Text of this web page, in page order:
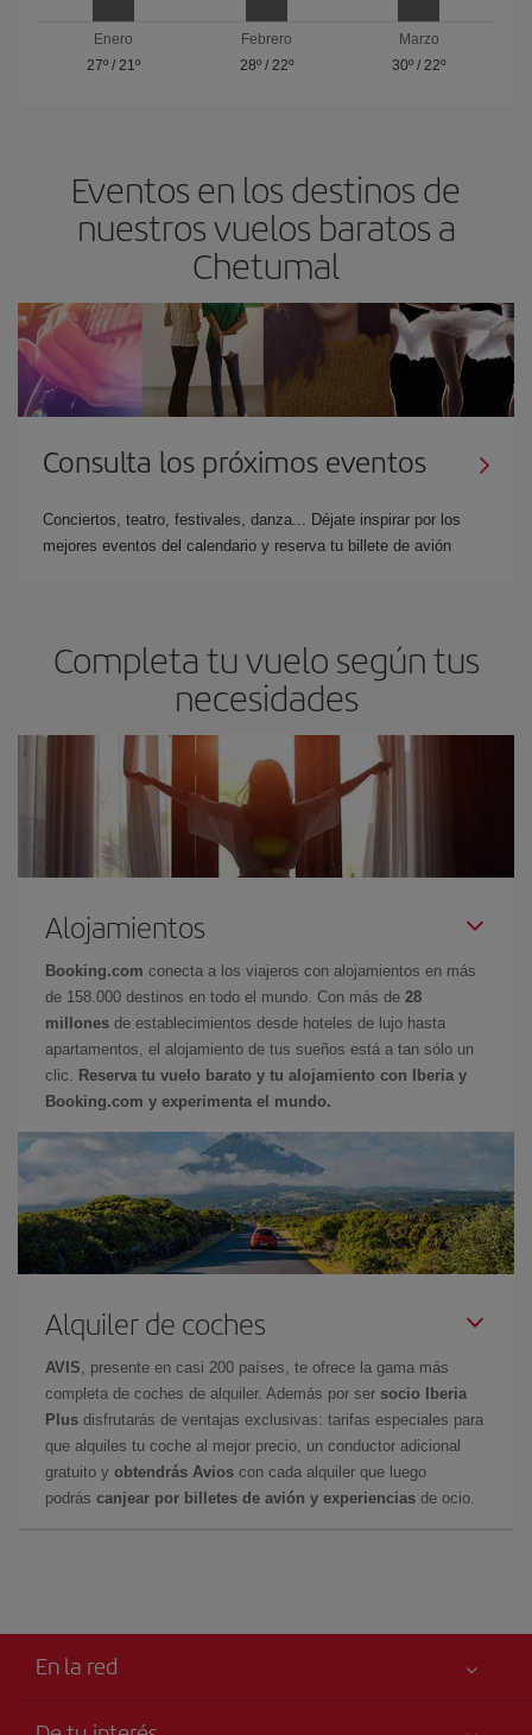
Enero
27º/ 21º
Febrero
28º/ 22º
Marzo
30º / 22º
Eventos en los destinos de
nuestros vuelos baratos a
Chetumal
Consulta los próximos eventos
Conciertos, teatro, festivales, danza... Déjate inspirar por los
mejores eventos del calendario y reserva tu billete de avión
Completa tu vuelo según tus
necesidades
Alojamientos
Booking.com conecta a los viajeros con alojamientos en más
de 158.000 destinos en todo el mundo. Con más de 28
millones de establecimientos desde hoteles de lujo hasta
apartamentos, el alojamiento de tus sueños está a tan sólo un
clic.
Reserva tu vuelo barato y tu alojamiento con Iberia y
Booking.com y experimenta el mundo.
Alquiler de coches
AVIS , presente en casi 200 países, te ofrece la gama más
completa de coches de alquiler. Además por ser socio Iberia
Plus disfrutarás de ventajas exclusivas: tarifas especiales para
que alquiles tu coche al mejor precio, un conductor adicional
gratuito y obtendrás Avios con cada alquiler que luego
podrás canjear por billetes de avión y experiencias de ocio.
En la red